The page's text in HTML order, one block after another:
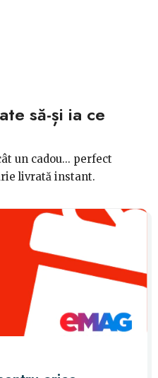
să-și ia ce
un cadou... perfect
livrată instant.